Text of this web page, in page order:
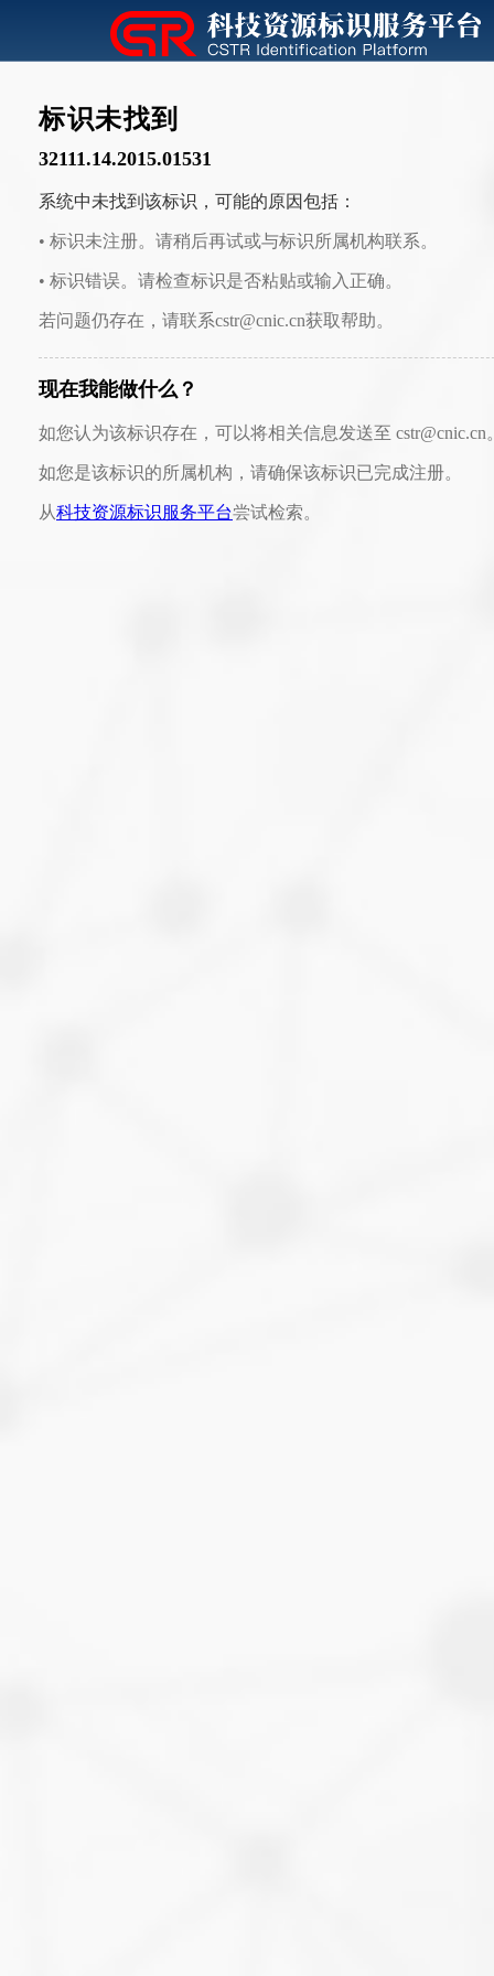
标识未找到
32111.14.2015.01531
系统中未找到该标识，可能的原因包括：
• 标识未注册。请稍后再试或与标识所属机构联系。
• 标识错误。请检查标识是否粘贴或输入正确。
若问题仍存在，请联系cstr@cnic.cn获取帮助。
现在我能做什么？
如您认为该标识存在，可以将相关信息发送至 cstr@cnic.cn
如您是该标识的所属机构，请确保该标识已完成注册。
从科技资源标识服务平台尝试检索。